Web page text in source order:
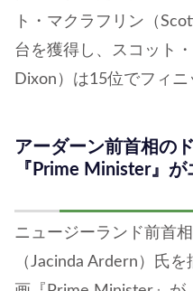
ト・マクラフリン（
台を獲得し、スコット
Dixon）は15位でフィニ
アーダーン前首相の
『Prime Minister』
ニュージーランド前首
（Jacinda Ardern）氏